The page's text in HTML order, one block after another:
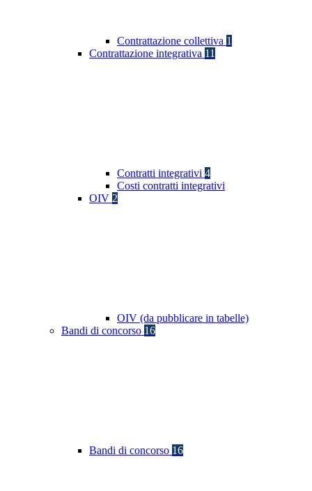
Contrattazione collettiva 1
Contrattazione integrativa 11
Contratti integrativi 4
Costi contratti integrativi
OIV 2
OIV (da pubblicare in tabelle)
Bandi di concorso 16
Bandi di concorso 16